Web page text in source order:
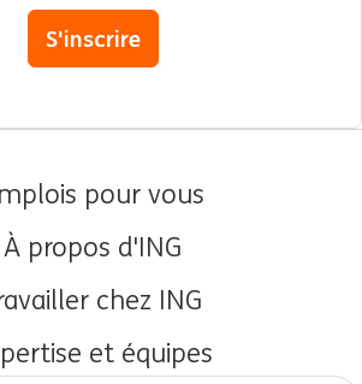
S'inscrire
pour vous
À propos d'ING
chez ING
et équipes